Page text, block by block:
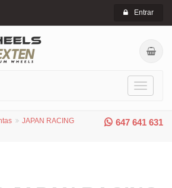
Entrar
Toggle
647 641 631
JAPAN RACING